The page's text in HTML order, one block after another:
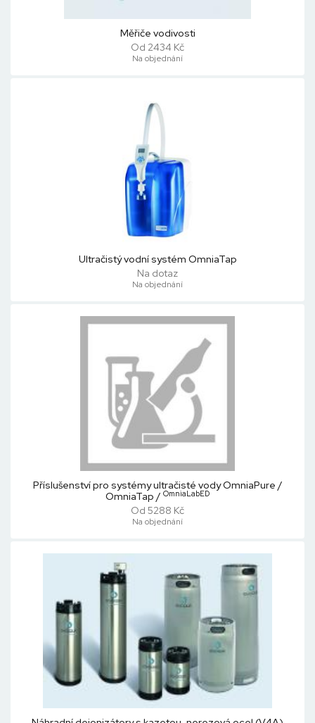
Měřiče vodivosti
Od 2434 Kč
Na objednání
Ultračistý vodní systém OmniaTap
Na dotaz
Na objednání
Příslušenství pro systémy ultračisté vody OmniaPure /
OmniaTap / OmniaLabED
Od 5288 Kč
Na objednání